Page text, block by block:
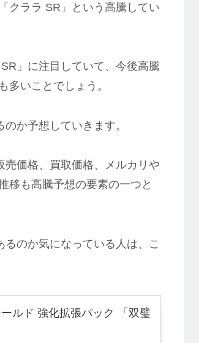
クララ SR」という高騰してい
」に注目していて、今後高騰
多いことでしょう。
か予想していきます。
売価格、買取価格、メルカリや
移も高騰予想の要素の一つと
のか気になっている人は、こ
ルド 強化拡張パック 「双璧